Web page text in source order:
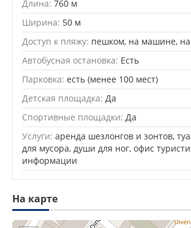
Длина: 760 м
Ширина: 50 м
Доступ к пляжу: пешком, на машине, на
Автобусная остановка: Есть
Парковка: есть (менее 100 мест)
Детская площадка: Да
Спортивные площадки: Да
Услуги: аренда шезлонгов и зонтов,
для мусора, души для ног, офис
информации
На карте